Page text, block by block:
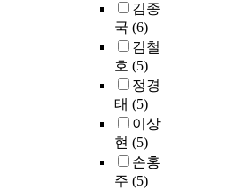
김종
국 (6)
김철
호 (5)
정경
태 (5)
이상
현 (5)
손홍
주 (5)